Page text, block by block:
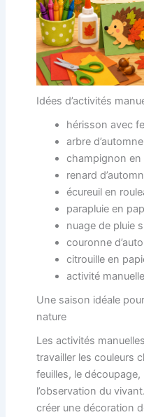
Idées d’activités
hérisson avec
arbre
champignon en
renard
écureuil en
parapluie en
nuage de pluie
couronne
citrouille en
activité
Une saison idéale
nature
Les activités
travailler les couleurs
feuilles, le
l’observation du
créer une décoration